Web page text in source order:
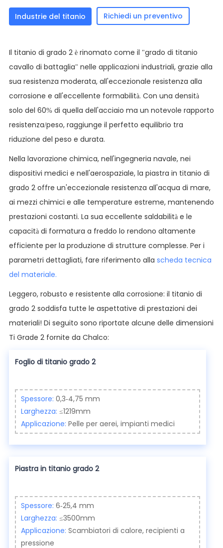
Industrie del titanio Richiedi un preventivo
Il titanio di grado 2 è rinomato come il "grado di titanio
cavallo di battaglia" nelle applicazioni industriali, grazie alla
sua resistenza moderata, all'eccezionale resistenza alla
corrosione e all'eccellente formabilità. Con una densità
solo del 60% di quella dell'acciaio ma un notevole rapporto
resistenza/peso, raggiunge il perfetto equilibrio tra
riduzione del peso e durata.
Nella lavorazione chimica, nell'ingegneria navale, nei
dispositivi medici e nell'aerospaziale, la piastra in titanio di
grado 2 offre un'eccezionale resistenza all'acqua di mare,
ai mezzi chimici e alle temperature estreme, mantenendo
prestazioni costanti. La sua eccellente saldabilità e le
capacità di formatura a freddo lo rendono altamente
efficiente per la produzione di strutture complesse. Per i
parametri dettagliati, fare riferimento alla scheda tecnica
del materiale.
Leggero, robusto e resistente alla corrosione: il titanio di
grado 2 soddisfa tutte le aspettative di prestazioni dei
materiali! Di seguito sono riportate alcune delle dimensioni
Ti Grade 2 fornite da Chalco:
Foglio di titanio grado 2
Spessore: 0,3-4,75 mm
Larghezza: ≤1219mm
Applicazione: Pelle per aerei, impianti medici
Piastra in titanio grado 2
Spessore: 6-25,4 mm
Larghezza: ≤3500mm
Applicazione: Scambiatori di calore, recipienti a
pressione